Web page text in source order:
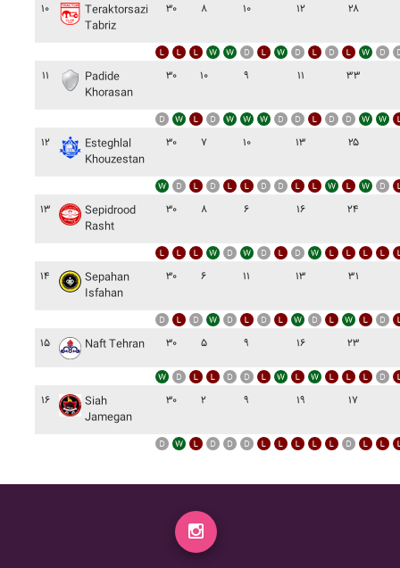
۱۰
Teraktorsazi
Tabriz
۳۰ ۸ ۱۰ ۱۲ ۲۸
۱۱
Padide
Khorasan
۳۰ ۱۰ ۹ ۱۱ ۳۳
۱۲
Esteghlal
Khouzestan
۳۰ ۷ ۱۰ ۱۳ ۲۵
۱۳
Sepidrood
Rasht
۳۰ ۸ ۶ ۱۶ ۲۴
۱۴
Sepahan
Isfahan
۳۰ ۶ ۱۱ ۱۳ ۳۱
۱۵ Naft Tehran ۳۰ ۵ ۹ ۱۶ ۲۳
۱۶
Siah
Jamegan
۳۰ ۲ ۹ ۱۹ ۱۷